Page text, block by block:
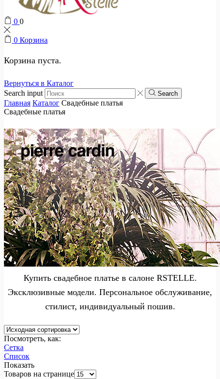
0 0
0 Корзина
Корзина пуста.
Вернуться в Каталог
Search input
Search
Главная Каталог Свадебные платья
Свадебные платья
Купить свадебное платье в салоне RSTELLE.
Эксклюзивные модели. Персональное обслуживание,
стилист, индивидуальный пошив.
Посмотреть, как:
Сетка
Список
Показать
Товаров на странице